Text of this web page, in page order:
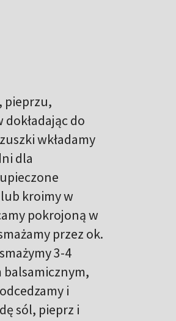
pieprzu,
do
wkładamy
dla
kroimy w
pokrojoną w
przez ok.
3-4
balsamicznym,
i
sól, pieprz i